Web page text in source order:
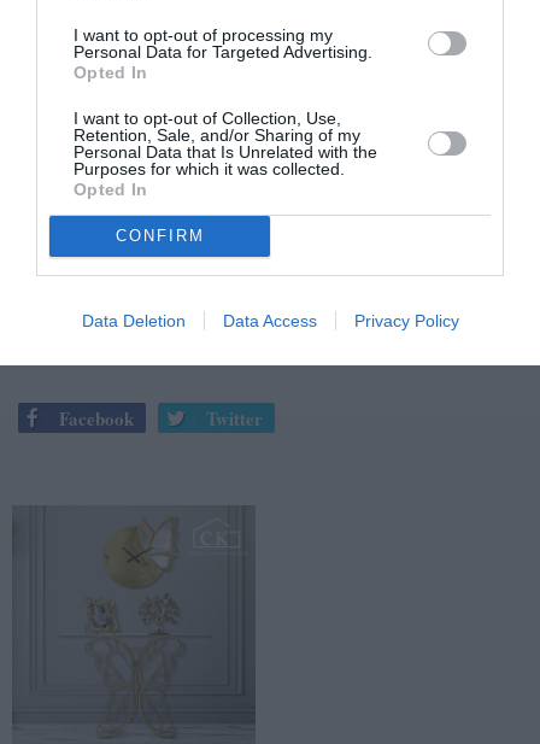
I want to opt-out of processing my
Personal Data for Targeted Advertising.
Opted In
I want to opt-out of Collection, Use,
Retention, Sale, and/or Sharing of my
Personal Data that Is Unrelated with the
Purposes for which it was collected.
Opted In
CONFIRM
Data Deletion Data Access Privacy Policy
Πλέον το Ανακριτικό της Πυροσβεστικής διερευνά από
πού ξεκίνησε η φωτιά.
ΦΩΤΙΑ ΦΩΤΙΑ ΣΕ ΕΠΙΧΕΙΡΗΣΗ
Facebook Twitter